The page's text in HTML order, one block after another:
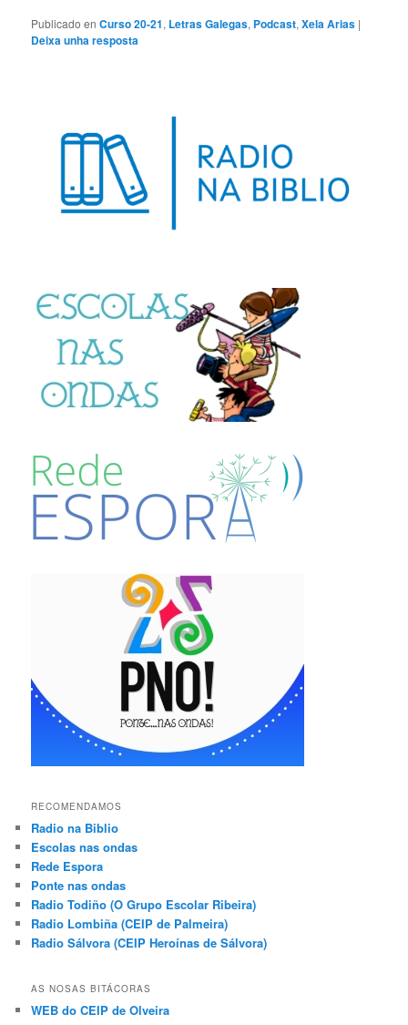
Publicado en Curso 20-21, Letras Galegas, Podcast,Xela Arias |
Deixa unha resposta
RECOMENDAMOS
Radio na Biblio
Escolas nas ondas
Rede Espora
Ponte nas ondas
Radio Todiño (O Grupo Escolar Ribeira)
Radio Lombiña (CEIP de Palmeira)
Radio Sálvora (CEIP Heroínas de Sálvora)
AS NOSAS BITÁCORAS
WEB do CEIP de Olveira